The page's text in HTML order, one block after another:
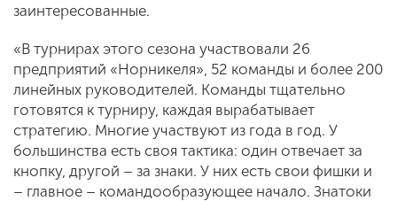
заинтересованные.
«В турнирах этого сезона участвовали 26
предприятий «Норникеля», 52 команды и более 200
линейных руководителей. Команды тщательно
готовятся к турниру, каждая вырабатывает
стратегию. Многие участвуют из года в год. У
большинства есть своя тактика: один отвечает за
кнопку, другой – за знаки. У них есть свои фишки и
– главное – командообразующее начало. Знатоки